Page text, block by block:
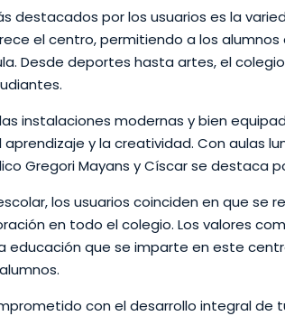
destacados por los usuarios es la
el centro, permitiendo a los alumnos
Desde deportes hasta artes, el
instalaciones modernas y bien
y la creatividad. Con aulas
Gregori Mayans y Císcar se destaca
los usuarios coinciden en que se
en todo el colegio. Los valores
educación que se imparte en este
con el desarrollo integral de